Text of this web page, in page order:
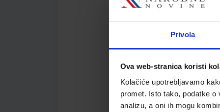
Privola
Ova web-stranica koristi
Kolačiće upotrebljavamo
promet. Isto tako, podatke
analizu, a oni ih mogu